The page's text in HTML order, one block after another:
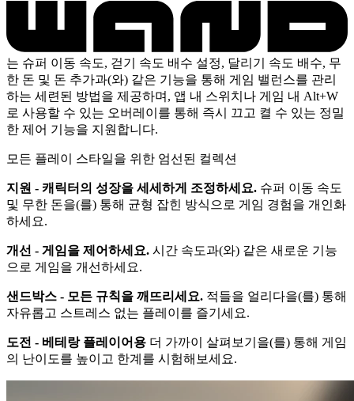
는 슈퍼 이동 속도, 걷기 속도 배수 설정, 달리기 속도 배수, 무
한 돈 및 돈 추가과(와) 같은 기능을 통해 게임 밸런스를 관리
하는 세련된 방법을 제공하며, 앱 내 스위치나 게임 내 Alt+W
로 사용할 수 있는 오버레이를 통해 즉시 끄고 켤 수 있는 정밀
한 제어 기능을 지원합니다.
모든 플레이 스타일을 위한 엄선된 컬렉션
지원 - 캐릭터의 성장을 세세하게 조정하세요. 슈퍼 이동 속도
및 무한 돈을(를) 통해 균형 잡힌 방식으로 게임 경험을 개인화
하세요.
개선 - 게임을 제어하세요. 시간 속도과(와) 같은 새로운 기능
으로 게임을 개선하세요.
샌드박스 - 모든 규칙을 깨뜨리세요. 적들을 얼리다을(를) 통해
자유롭고 스트레스 없는 플레이를 즐기세요.
도전 - 베테랑 플레이어용 더 가까이 살펴보기을(를) 통해 게임
의 난이도를 높이고 한계를 시험해보세요.